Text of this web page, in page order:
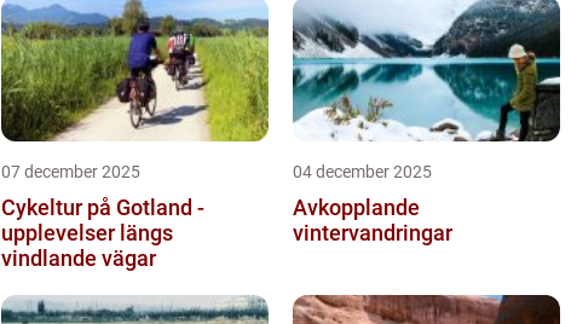
07 december 2025
Cykeltur på Gotland -
upplevelser längs
vindlande vägar
04 december 2025
Avkopplande
vintervandringar